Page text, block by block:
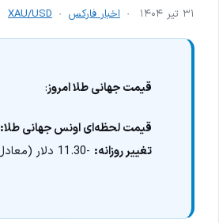
۳۱ تیر ۱۴۰۴ اخبار فارکس XAU/USD
قیمت جهانی طلا امروز:
قیمت لحظه‌ای اونس جهانی طلا:
تغییر روزانه: -11.30 دلار (معادل -0.33%)